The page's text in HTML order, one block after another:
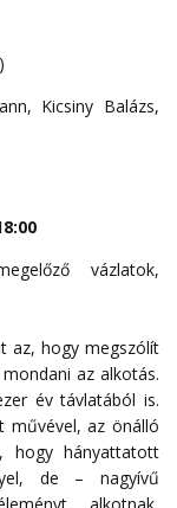
Kicsiny Balázs,
vázlatok,
az, hogy megszólít
az alkotás.
év távlatából is.
művével, az önálló
hogy hányattatott
de – nagyívű